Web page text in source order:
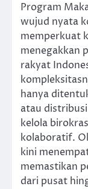
Program
wujud nyata
memperkuat
menegakkan
rakyat
hanya
atau
kelola
kolaboratif.
kini
memastikan
dari pusat